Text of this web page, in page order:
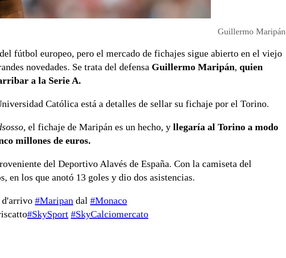
Guillermo Maripán
fútbol europeo, pero el mercado de fichajes sigue abierto en el viejo
novedades. Se trata del defensa Guillermo Maripán, quien
a la Serie A.
Católica está a detalles de sellar su fichaje por el Torino.
, el fichaje de Maripán es un hecho, y llegaría al Torino a modo
millones de euros.
del Deportivo Alavés de España. Con la camiseta del
en los que anotó 13 goles y dio dos asistencias.
#Maripan dal #Monaco
#SkySport #SkyCalciomercato